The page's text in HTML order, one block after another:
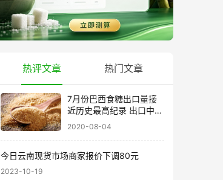
热评文章 热门文章
7月份巴西食糖出口量接
近历史最高纪录 出口中国
超40万吨
2020-08-04
今日云南现货市场商家报价下调80元
2023-10-19